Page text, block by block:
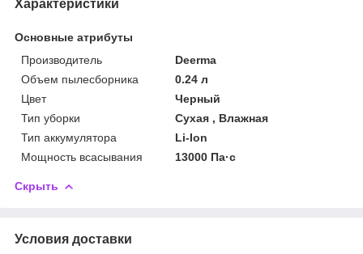
Характеристики
Основные атрибуты
Производитель
Deerma
Объем пылесборника
0.24 л
Цвет
Черный
Тип уборки
Сухая , Влажная
Тип аккумулятора
Li-Ion
Мощность всасывания
13000 Па·c
Скрыть
Условия доставки